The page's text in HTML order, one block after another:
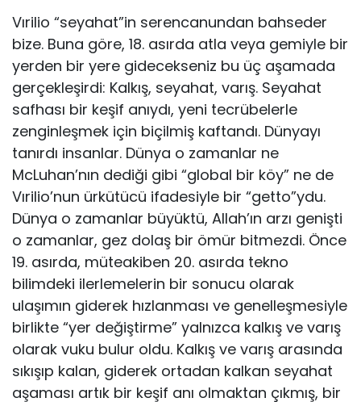
Vırilio “seyahat”in serencanundan bahseder
bize. Buna göre, 18. asırda atla veya gemiyle bir
yerden bir yere gidecekseniz bu üç aşamada
gerçekleşirdi: Kalkış, seyahat, varış. Seyahat
safhası bir keşif anıydı, yeni tecrübelerle
zenginleşmek için biçilmiş kaftandı. Dünyayı
tanırdı insanlar. Dünya o zamanlar ne
McLuhan’nın dediği gibi “global bir köy” ne de
Vırilio’nun ürkütücü ifadesiyle bir “getto”ydu.
Dünya o zamanlar büyüktü, Allah’ın arzı genişti
o zamanlar, gez dolaş bir ömür bitmezdi. Önce
19. asırda, müteakiben 20. asırda tekno
bilimdeki ilerlemelerin bir sonucu olarak
ulaşımın giderek hızlanması ve genelleşmesiyle
birlikte “yer değiştirme” yalnızca kalkış ve varış
olarak vuku bulur oldu. Kalkış ve varış arasında
sıkışıp kalan, giderek ortadan kalkan seyahat
aşaması artık bir keşif anı olmaktan çıkmış, bir